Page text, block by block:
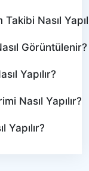
Nasıl
Görüntülenir?
Yapılır?
Nasıl Yapılır?
Yapılır?